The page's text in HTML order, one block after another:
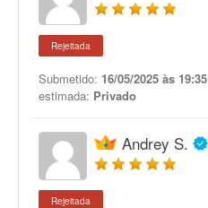
Rejeitada
Submetido: 16/05/2025 às 19:35
estimada: Privado
Andrey S.
Rejeitada